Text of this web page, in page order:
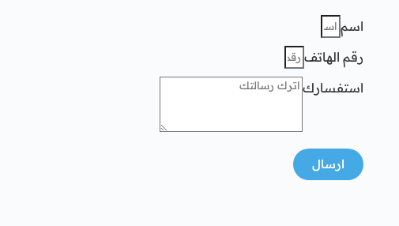
اسم
رقم الهاتف
استفسارك
ارسال